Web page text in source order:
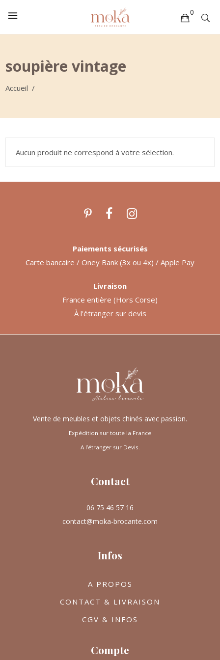
0
soupière vintage
Accueil /
Aucun produit ne correspond à votre sélection.
Vente de meubles et objets chinés avec passion.
Expédition sur toute la France
A l’étranger sur Devis.
Contact
06 75 46 57 16
contact@moka-brocante.com
Infos
A PROPOS
CONTACT & LIVRAISON
CGV & INFOS
Compte
Paiements sécurisés
Carte bancaire / Oney Bank (3x ou 4x) / Apple Pay
Livraison
France entière (Hors Corse)
À l'étranger sur devis